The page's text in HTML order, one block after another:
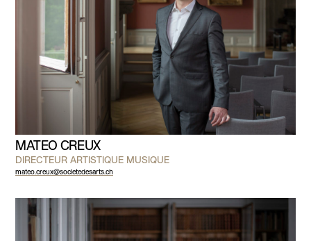
MATEO CREUX
DIRECTEUR ARTISTIQUE MUSIQUE
mateo.creux@societedesarts.ch